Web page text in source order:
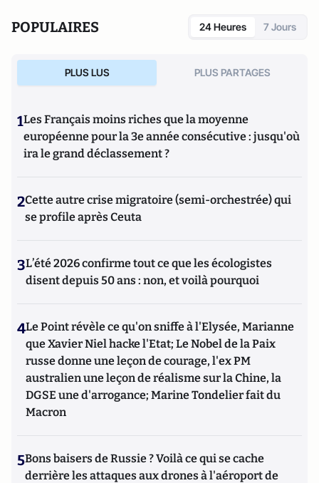
POPULAIRES 24 Heures 7 Jours
PLUS LUS PLUS PARTAGES
1Les Français moins riches que la moyenne
européenne pour la 3e année consécutive : jusqu'où
ira le grand déclassement ?
2Cette autre crise migratoire (semi-orchestrée) qui
se profile après Ceuta
3L’été 2026 confirme tout ce que les écologistes
disent depuis 50 ans : non, et voilà pourquoi
4Le Point révèle ce qu'on sniffe à l'Elysée, Marianne
que Xavier Niel hacke l'Etat; Le Nobel de la Paix
russe donne une leçon de courage, l'ex PM
australien une leçon de réalisme sur la Chine, la
DGSE une d'arrogance; Marine Tondelier fait du
Macron
5Bons baisers de Russie ? Voilà ce qui se cache
derrière les attaques aux drones à l'aéroport de